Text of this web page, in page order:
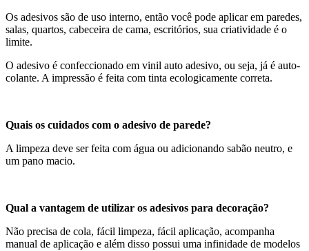
Os adesivos são de uso interno, então você pode aplicar em paredes,
salas, quartos, cabeceira de cama, escritórios, sua criatividade é o
limite.
O adesivo é confeccionado em vinil auto adesivo, ou seja, já é auto-
colante. A impressão é feita com tinta ecologicamente correta.
Quais os cuidados com o adesivo de parede?
A limpeza deve ser feita com água ou adicionando sabão neutro, e
um pano macio.
Qual a vantagem de utilizar os adesivos para decoração?
Não precisa de cola, fácil limpeza, fácil aplicação, acompanha
manual de aplicação e além disso possui uma infinidade de modelos